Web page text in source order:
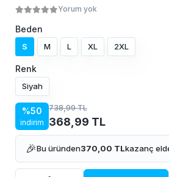
Yorum yok
Beden
S M L XL 2XL
Renk
Siyah
%50
indirim
738,99 TL
368,99 TL
🎉Bu üründen370,00 TLkazanç